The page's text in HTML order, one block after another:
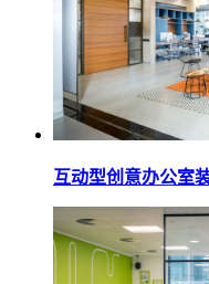
互动型创意办公室